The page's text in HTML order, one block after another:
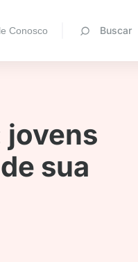
Conosco Buscar
jovens
sua